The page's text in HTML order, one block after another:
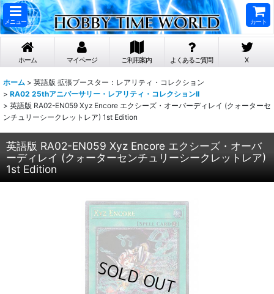
メニュー カート
ホーム マイページ ご利用案内 よくあるご質問 X
ホーム > 英語版 拡張ブースター：レアリティ・コレクション
> RA02 25thアニバーサリー・レアリティ・コレクションII
> 英語版 RA02-EN059 Xyz Encore エクシーズ・オーバーディレイ (クォーターセ
ンチュリーシークレットレア) 1st Edition
英語版 RA02-EN059 Xyz Encore エクシーズ・オーバ
ーディレイ (クォーターセンチュリーシークレットレア)
1st Edition